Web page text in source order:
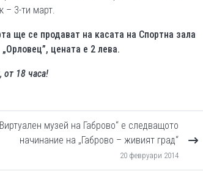
– 3-ти март.
ще се продават на касата на Спортна зала
„Орловец”, цената е 2 лева.
от 18 часа!
музей на Габрово“ е следващото
начинание на „Габрово – живият град“
20 февруари 2014